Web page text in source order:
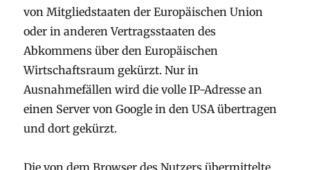
von Mitgliedstaaten der Europäischen Union
oder in anderen Vertragsstaaten des
Abkommens über den Europäischen
Wirtschaftsraum gekürzt. Nur in
Ausnahmefällen wird die volle IP-Adresse an
einen Server von Google in den USA übertragen
und dort gekürzt.
Die von dem Browser des Nutzers übermittelte